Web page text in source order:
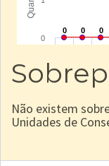
Não existem
Unidades de